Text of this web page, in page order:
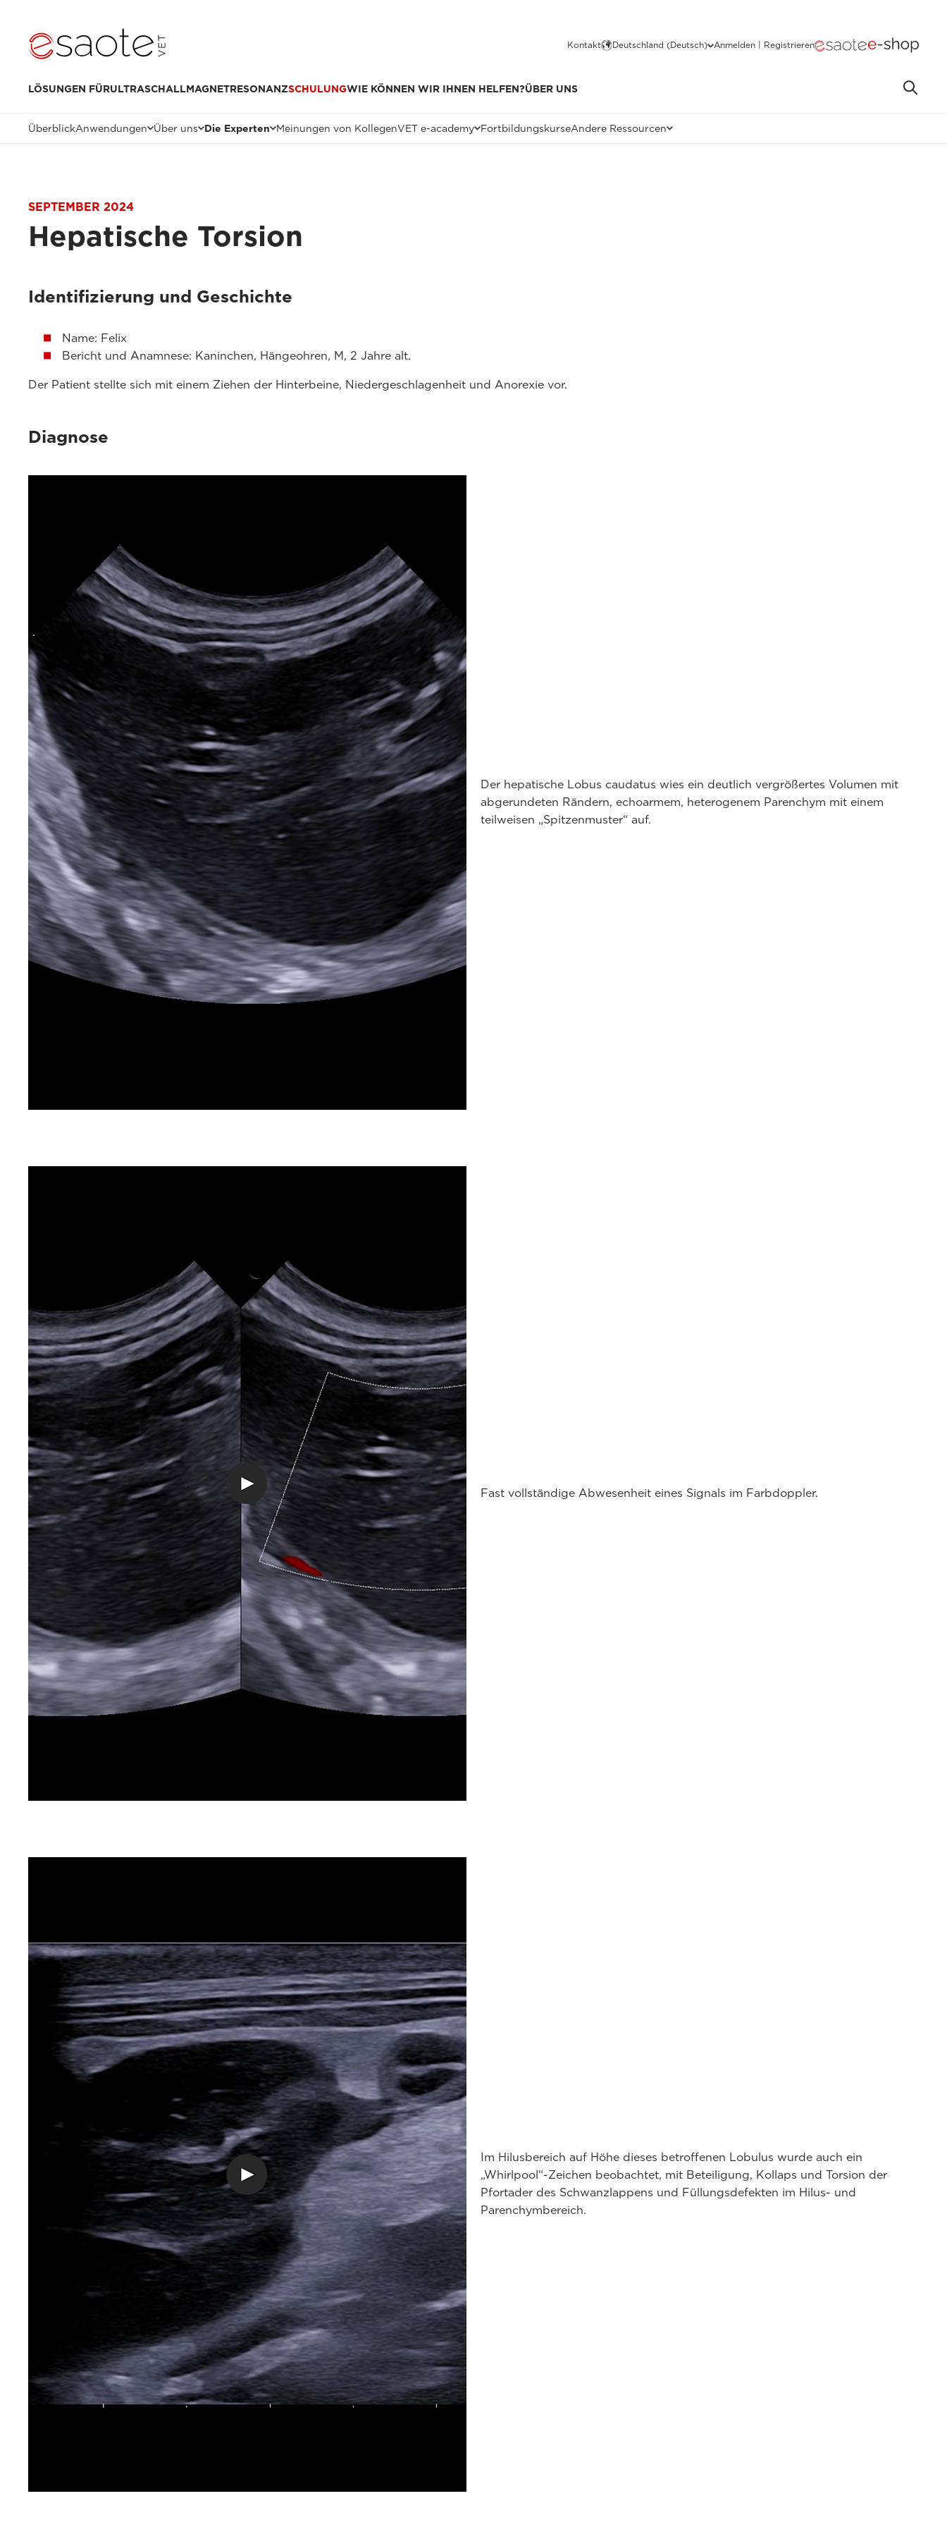
Kontakt Deutschland (Deutsch) Anmelden | Registrieren
LÖSUNGEN FÜRULTRASCHALLMAGNETRESONANZSCHULUNGWIE KÖNNEN WIR IHNEN HELFEN?ÜBER UNS
ÜberblickAnwendungen Über uns Die Experten Meinungen von KollegenVET e-academy FortbildungskurseAndere Ressourcen
SEPTEMBER 2024
Hepatische Torsion
Identifizierung und Geschichte
Name: Felix
Bericht und Anamnese: Kaninchen, Hängeohren, M, 2 Jahre alt.
Der Patient stellte sich mit einem Ziehen der Hinterbeine, Niedergeschlagenheit und Anorexie vor.
Diagnose
Der hepatische Lobus caudatus wies ein deutlich vergrößertes Volumen mit
abgerundeten Rändern, echoarmem, heterogenem Parenchym mit einem
teilweisen „Spitzenmuster“ auf.
Fast vollständige Abwesenheit eines Signals im Farbdoppler.
Im Hilusbereich auf Höhe dieses betroffenen Lobulus wurde auch ein
„Whirlpool“-Zeichen beobachtet, mit Beteiligung, Kollaps und Torsion der
Pfortader des Schwanzlappens und Füllungsdefekten im Hilus- und
Parenchymbereich.